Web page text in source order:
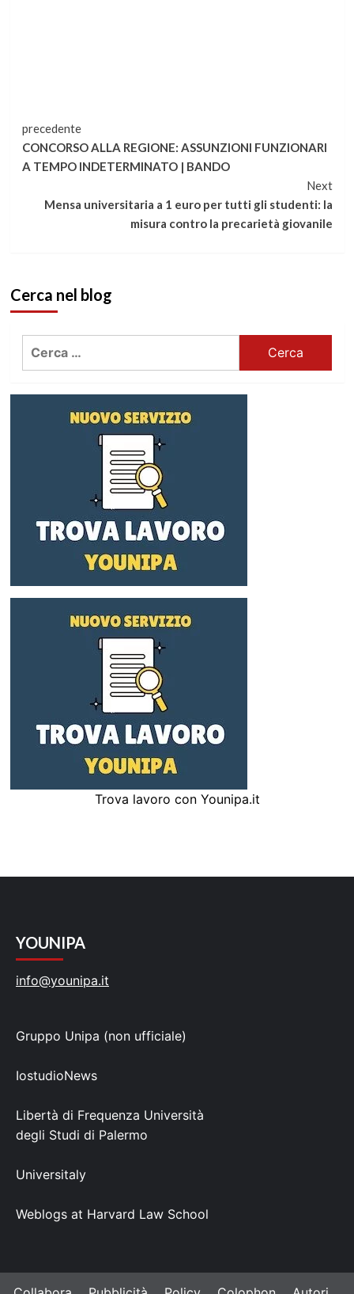
Continua
a
leggere
precedente
CONCORSO ALLA REGIONE: ASSUNZIONI FUNZIONARI
A TEMPO INDETERMINATO | BANDO
Next
Mensa universitaria a 1 euro per tutti gli studenti: la
misura contro la precarietà giovanile
Cerca nel blog
Trova lavoro con Younipa.it
YOUNIPA
info@younipa.it
Gruppo Unipa (non ufficiale)
IostudioNews
Libertà di Frequenza Università
degli Studi di Palermo
Universitaly
Weblogs at Harvard Law School